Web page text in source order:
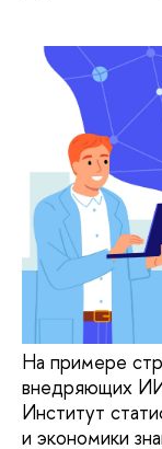
На примере
внедряющих ИИ
Институт
и экономики